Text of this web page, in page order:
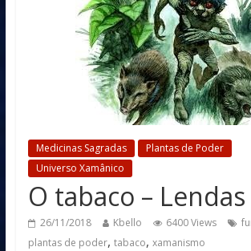
Medicinas Sagradas
Plantas de Poder
Universo Xamânico
O tabaco – Lendas
26/11/2018 Kbello 6400 Views
plantas de poder, tabaco, xamanismo